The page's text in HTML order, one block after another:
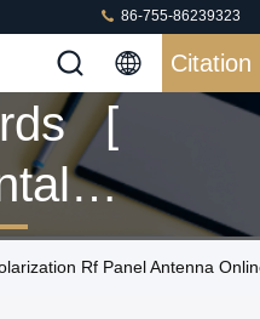
86-755-86239323
Citation
[
Rf Panel Antenna